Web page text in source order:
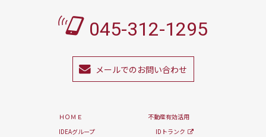
045-312-1295
メールでのお問い合わせ
ＨＯＭＥ
IDEAグループ
不動産有効活用
IDトランク